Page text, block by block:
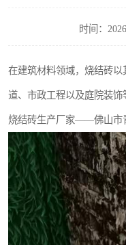
时间：
在建筑材料领域，烧结砖
道、市政工程以及庭院装
烧结砖生产厂家——佛山市